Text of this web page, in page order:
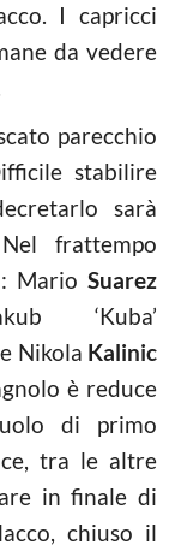
I capricci
da vedere
parecchio
stabilire
sarà
frattempo
Mario Suarez
‘Kuba’
Nikola Kalinic
è reduce
di primo
tra le altre
in finale di
chiuso il